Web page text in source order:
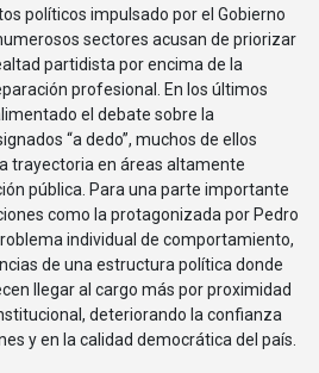
políticos impulsado por el Gobierno
sectores acusan de priorizar
partidista por encima de la
profesional. En los últimos
el debate sobre la
“a dedo”, muchos de ellos
trayectoria en áreas altamente
pública. Para una parte importante
como la protagonizada por Pedro
individual de comportamiento,
de una estructura política donde
llegar al cargo más por proximidad
deteriorando la confianza
y en la calidad democrática del país.